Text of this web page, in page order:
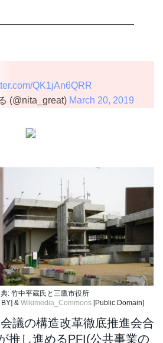
QK1jAn6QRR
(@nita_great) March 20, 2019
: 竹中平蔵氏と三鷹市役所
& Wikimedia_Commons [Public Domain]
議の構造改革徹底推進会合
推し進めるPFI(公共事業の